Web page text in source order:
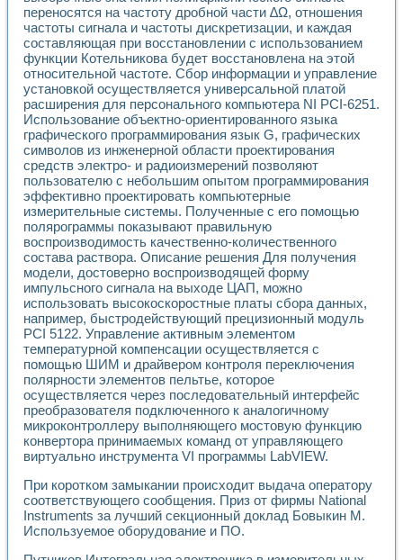
переносятся на частоту дробной части ∆Ω, отношения
частоты сигнала и частоты дискретизации, и каждая
составляющая при восстановлении с использованием
функции Котельникова будет восстановлена на этой
относительной частоте. Сбор информации и управление
установкой осуществляется универсальной платой
расширения для персонального компьютера NI PCI-6251.
Использование объектно-ориентированного языка
графического программирования язык G, графических
символов из инженерной области проектирования
средств электро- и радиоизмерений позволяют
пользователю с небольшим опытом программирования
эффективно проектировать компьютерные
измерительные системы. Полученные с его помощью
полярограммы показывают правильную
воспроизводимость качественно-количественного
состава раствора. Описание решения Для получения
модели, достоверно воспроизводящей форму
импульсного сигнала на выходе ЦАП, можно
использовать высокоскоростные платы сбора данных,
например, быстродействующий прецизионный модуль
PCI 5122. Управление активным элементом
температурной компенсации осуществляется с
помощью ШИМ и драйвером контроля переключения
полярности элементов пельтье, которое
осуществляется через последовательный интерфейс
преобразователя подключенного к аналогичному
микроконтроллеру выполняющего мостовую функцию
конвертора принимаемых команд от управляющего
виртуально инструмента VI программы LabVIEW.
При коротком замыкании происходит выдача оператору
соответствующего сообщения. Приз от фирмы National
Instruments за лучший секционный доклад Бовыкин М.
Используемое оборудование и ПО.